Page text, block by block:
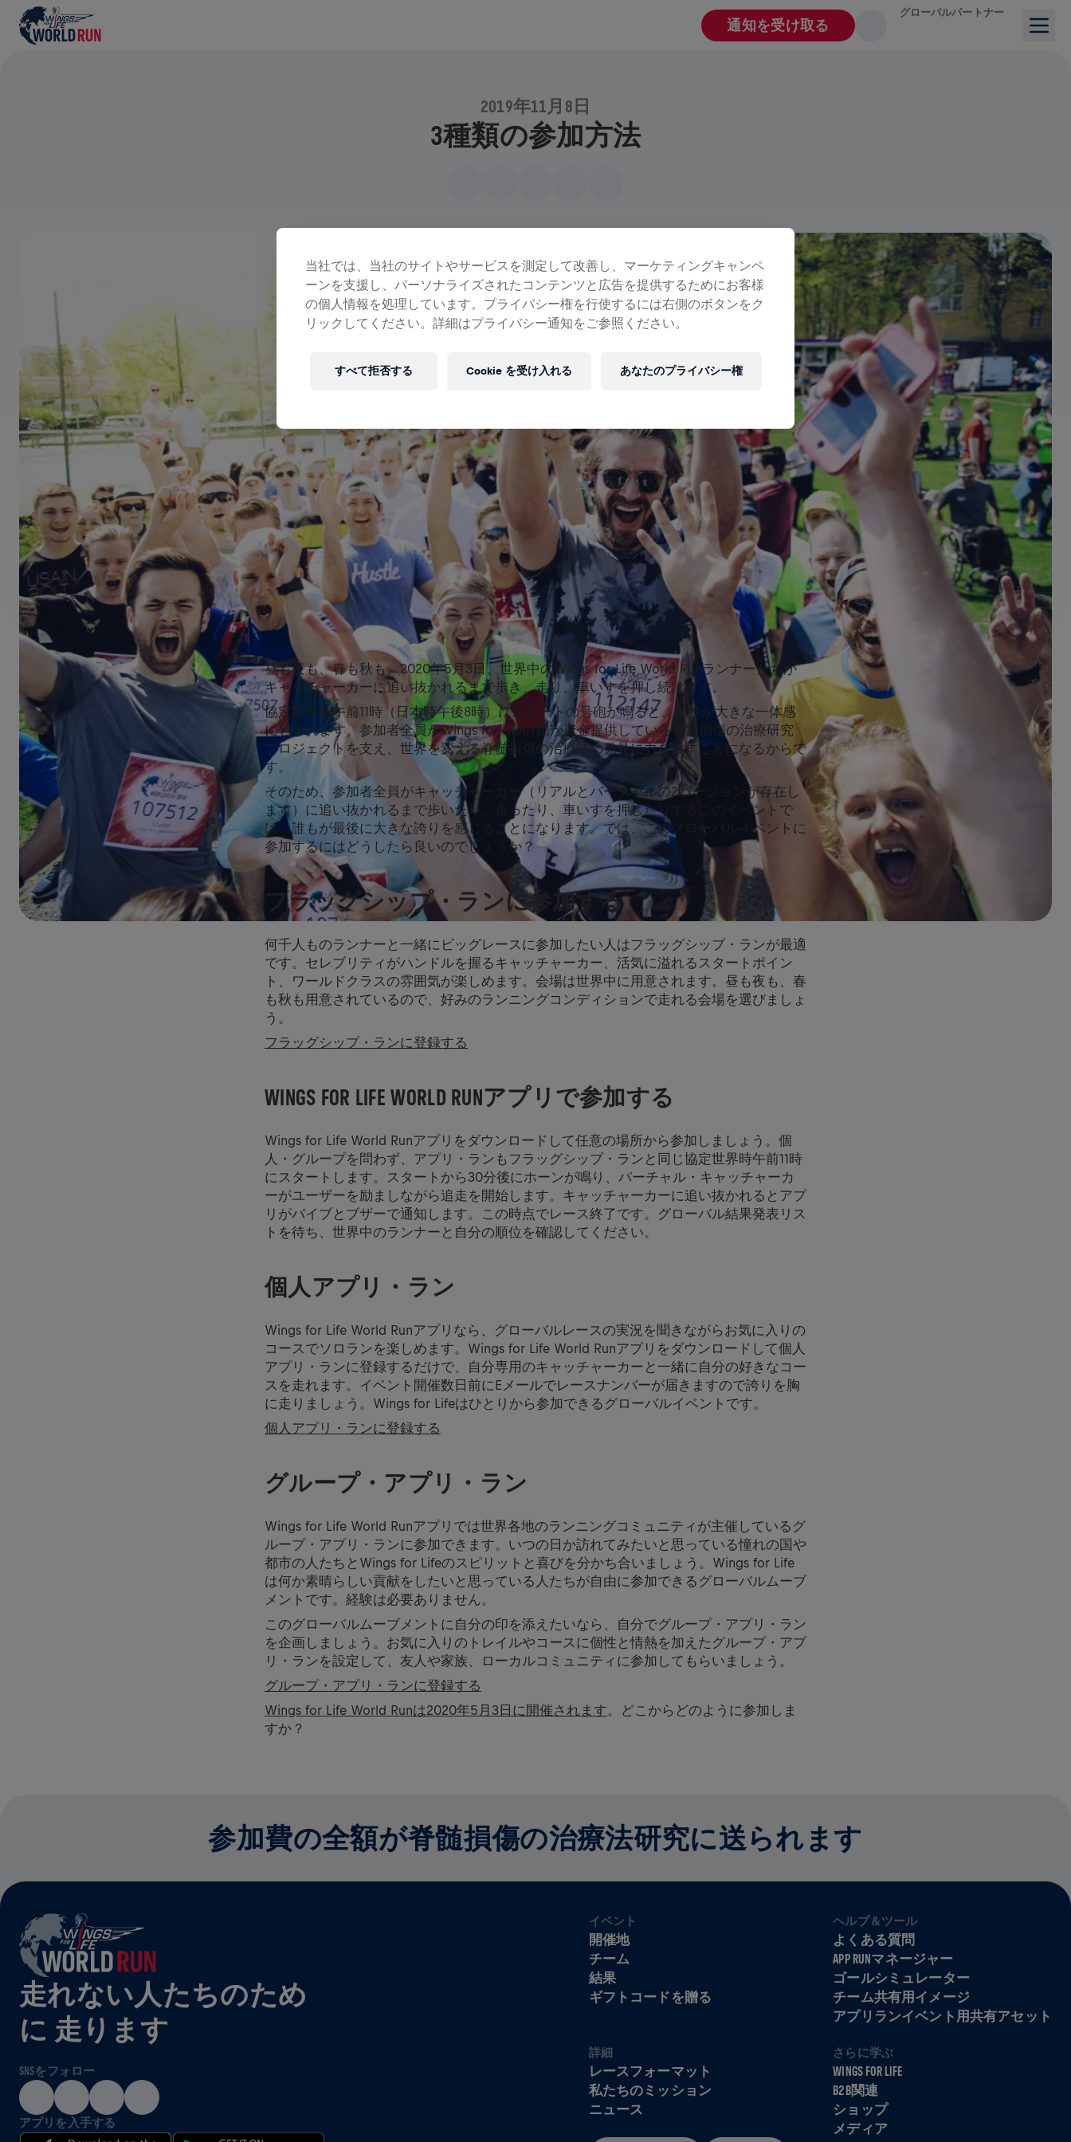
通知を受け取る
グローバルパートナー
2019年11月8日
3種類の参加方法
昼も夜も、春も秋も。2020年5月3日、世界中のWings for Life World Runランナーたちが
キャッチャーカーに追い抜かれるまで歩き、走り、車いすを押し続けます。
協定世界時午前11時（日本時午後8時）にスタートの号砲が鳴ると、世界が大きな一体感
に包まれます。参加者全員がWings for Life財団が資金提供している脊髄損傷の治療研究
プロジェクトを支え、世界を変える脊髄損傷の治療法の発見に力を貸すことになるからで
す。
そのため、参加者全員がキャッチャーカー（リアルとバーチャルの2バージョンが存在し
ます）に追い抜かれるまで歩いたり、走ったり、車いすを押したりするこのイベントで
は、誰もが最後に大きな誇りを感じることになります。では、このグローバルイベントに
参加するにはどうしたら良いのでしょうか？
フラッグシップ・ランに参加する
何千人ものランナーと一緒にビッグレースに参加したい人はフラッグシップ・ランが最適
です。セレブリティがハンドルを握るキャッチャーカー、活気に溢れるスタートポイン
ト、ワールドクラスの雰囲気が楽しめます。会場は世界中に用意されます。昼も夜も、春
も秋も用意されているので、好みのランニングコンディションで走れる会場を選びましょ
う。
フラッグシップ・ランに登録する
WINGS FOR LIFE WORLD RUNアプリで参加する
Wings for Life World Runアプリをダウンロードして任意の場所から参加しましょう。個
人・グループを問わず、アプリ・ランもフラッグシップ・ランと同じ協定世界時午前11時
にスタートします。スタートから30分後にホーンが鳴り、バーチャル・キャッチャーカ
ーがユーザーを励ましながら追走を開始します。キャッチャーカーに追い抜かれるとアプ
リがバイブとブザーで通知します。この時点でレース終了です。グローバル結果発表リス
トを待ち、世界中のランナーと自分の順位を確認してください。
個人アプリ・ラン
Wings for Life World Runアプリなら、グローバルレースの実況を聞きながらお気に入りの
コースでソロランを楽しめます。Wings for Life World Runアプリをダウンロードして個人
アプリ・ランに登録するだけで、自分専用のキャッチャーカーと一緒に自分の好きなコー
スを走れます。イベント開催数日前にEメールでレースナンバーが届きますので誇りを胸
に走りましょう。Wings for Lifeはひとりから参加できるグローバルイベントです。
個人アプリ・ランに登録する
グループ・アプリ・ラン
Wings for Life World Runアプリでは世界各地のランニングコミュニティが主催しているグ
ループ・アプリ・ランに参加できます。いつの日か訪れてみたいと思っている憧れの国や
都市の人たちとWings for Lifeのスピリットと喜びを分かち合いましょう。Wings for Life
は何か素晴らしい貢献をしたいと思っている人たちが自由に参加できるグローバルムーブ
メントです。経験は必要ありません。
このグローバルムーブメントに自分の印を添えたいなら、自分でグループ・アプリ・ラン
を企画しましょう。お気に入りのトレイルやコースに個性と情熱を加えたグループ・アプ
リ・ランを設定して、友人や家族、ローカルコミュニティに参加してもらいましょう。
グループ・アプリ・ランに登録する
Wings for Life World Runは2020年5月3日に開催されます。どこからどのように参加しま
すか？
参加費の全額が脊髄損傷の治療法研究に送られます
走れない人たちのため
に 走ります
SNSをフォロー
アプリを入手する
イベント
開催地
チーム
結果
ギフトコードを贈る
ヘルプ＆ツール
よくある質問
APP RUNマネージャー
ゴールシミュレーター
チーム共有用イメージ
アプリランイベント用共有アセット
詳細
レースフォーマット
私たちのミッション
ニュース
さらに学ぶ
WINGS FOR LIFE
B2B関連
ショップ
メディア
当社では、当社のサイトやサービスを測定して改善し、マーケティングキャンペ
ーンを支援し、パーソナライズされたコンテンツと広告を提供するためにお客様
の個人情報を処理しています。プライバシー権を行使するには右側のボタンをク
リックしてください。詳細はプライバシー通知をご参照ください。
あなたのプライバシー権
すべて拒否する Cookie を受け入れる